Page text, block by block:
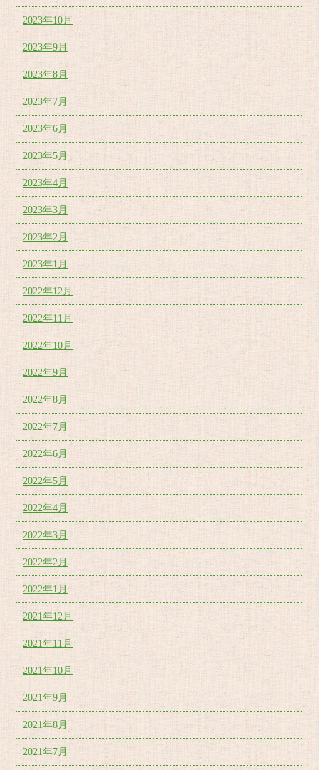
2023年10月
2023年9月
2023年8月
2023年7月
2023年6月
2023年5月
2023年4月
2023年3月
2023年2月
2023年1月
2022年12月
2022年11月
2022年10月
2022年9月
2022年8月
2022年7月
2022年6月
2022年5月
2022年4月
2022年3月
2022年2月
2022年1月
2021年12月
2021年11月
2021年10月
2021年9月
2021年8月
2021年7月